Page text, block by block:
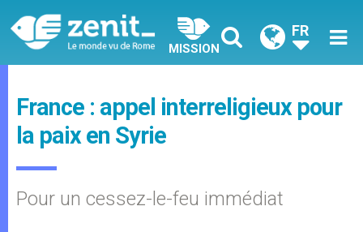
MISSION
FR
France : appel interreligieux pour
la paix en Syrie
Pour un cessez-le-feu immédiat